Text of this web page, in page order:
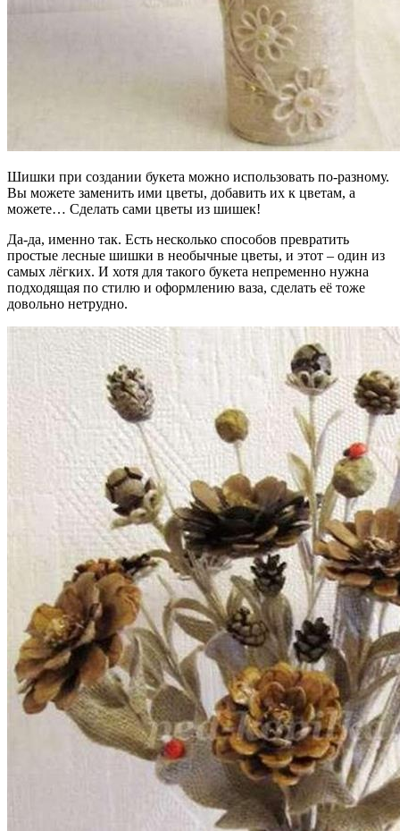
Шишки при создании букета можно использовать по-разному.
Вы можете заменить ими цветы, добавить их к цветам, а
можете… Сделать сами цветы из шишек!
Да-да, именно так. Есть несколько способов превратить
простые лесные шишки в необычные цветы, и этот – один из
самых лёгких. И хотя для такого букета непременно нужна
подходящая по стилю и оформлению ваза, сделать её тоже
довольно нетрудно.